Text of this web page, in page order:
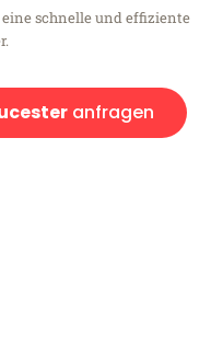
schnelle und effiziente
anfragen